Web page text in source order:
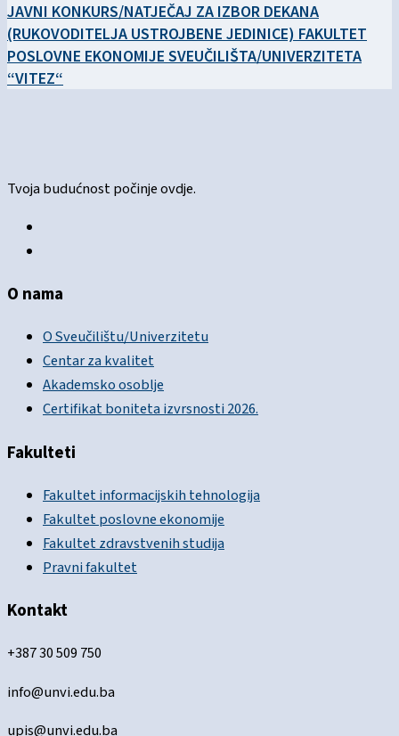
JAVNI KONKURS/NATJEČAJ ZA IZBOR DEKANA
(RUKOVODITELJA USTROJBENE JEDINICE) FAKULTET
POSLOVNE EKONOMIJE SVEUČILIŠTA/UNIVERZITETA
“VITEZ“
Tvoja budućnost počinje ovdje.
O nama
O Sveučilištu/Univerzitetu
Centar za kvalitet
Akademsko osoblje
Certifikat boniteta izvrsnosti 2026.
Fakulteti
Fakultet informacijskih tehnologija
Fakultet poslovne ekonomije
Fakultet zdravstvenih studija
Pravni fakultet
Kontakt
+387 30 509 750
info@unvi.edu.ba
upis@unvi.edu.ba